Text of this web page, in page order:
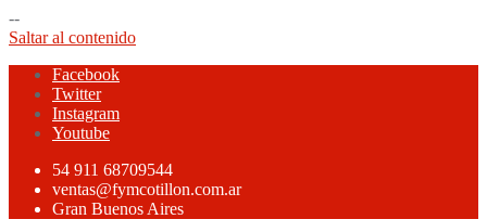
--
Saltar al contenido
Facebook
Twitter
Instagram
Youtube
54 911 68709544
ventas@fymcotillon.com.ar
Gran Buenos Aires